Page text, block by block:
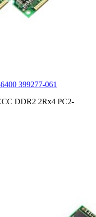
399277-061
DDR2 2Rx4 PC2-